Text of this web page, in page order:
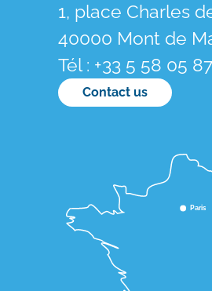
1, place Charles
40000 Mont de
Tél : +33 5 58 05
Contact us
Paris